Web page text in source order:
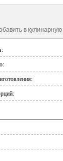
в кулинарную